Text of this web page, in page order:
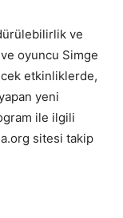
ve
ve oyuncu Simge
etkinliklerde,
yeni
ile ilgili
sitesi takip